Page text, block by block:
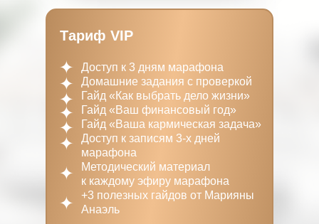
Доступ к 3 дням марафона
Домашние задания с проверкой
Гайд «Как выбрать дело жизни»
Гайд «Ваш финансовый год»
Гайд «Ваша кармическая задача»
Доступ к записям 3-х дней
марафона
Методический материал
к каждому эфиру марафона
+3 полезных гайдов от Марияны
Анаэль
Тариф VIP